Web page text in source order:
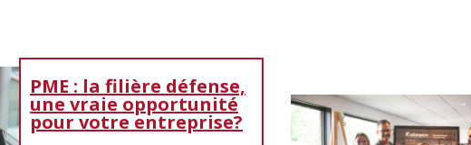
PME : la filière défense,
une vraie opportunité
pour votre entreprise?